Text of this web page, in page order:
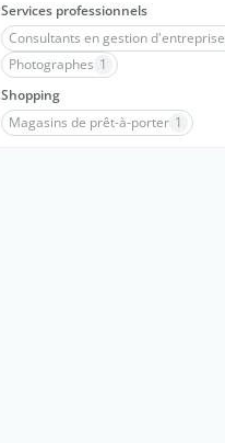
Services professionnels
Consultants en gestion d'entreprise
Photographes 1
Shopping
Magasins de prêt-à-porter 1